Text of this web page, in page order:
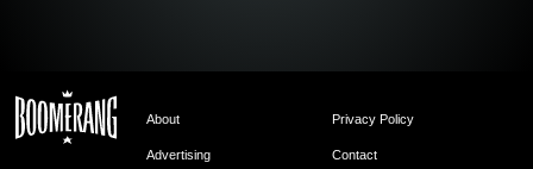
About Privacy Policy
Advertising Contact